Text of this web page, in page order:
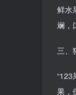
鲜水
斓，
三、
果，